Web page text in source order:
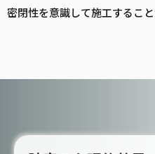
密閉性を意識して施工すること